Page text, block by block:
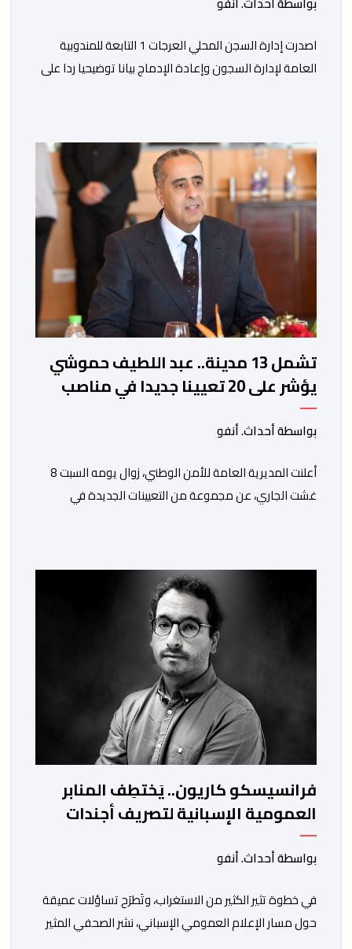
اصدرت إدارة السجن المحلي العرجات 1 التابعة للمندوبية
العامة لإدارة السجون وإعادة الإدماج بيانا توضيحيا ردا على
ذاتها، وذلك لتنوير الرأي العام بالحقائق والمعطيات
الدقيقة.واوضحت إدارة المؤسسة السجنية أن المعني بالأمر
يستفيد منذ إيداعه من تتبع طبي منتظم ومستمر وفقا […]
تشمل 13 مدينة.. عبد اللطيف حموشي
يؤشر على 20 تعيينا جديدا في مناصب
المسؤولية بمصالح الأمن الوطني
بواسطة أحداث. أنفو
أعلنت المديرية العامة للأمن الوطني، زوال يومه السبت 8
غشت الجاري، عن مجموعة من التعيينات الجديدة في
والعيون والدار البيضاء وبني ملال وابن جرير وطنجة وأصيلة،
وذلك في إطار دينامية داخلية تهدف لضخ دماء جديدة
والاستعانة بكفاءات أمنية شابة ومتمرسة، […]
فرانسيسكو كاريون.. يَختطِف المنابر
العمومية الإسبانية لتصريف أجندات
معادية للمغرب
بواسطة أحداث. أنفو
في خطوة تثير الكثير من الاستغراب، وتَطرَح تساؤلات عميقة
حول مسار الإعلام العمومي الإسباني، نشر الصحفي المثير